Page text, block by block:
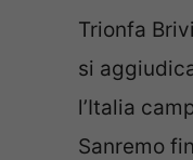
Trionfa
si
l’Italia
Sanremo